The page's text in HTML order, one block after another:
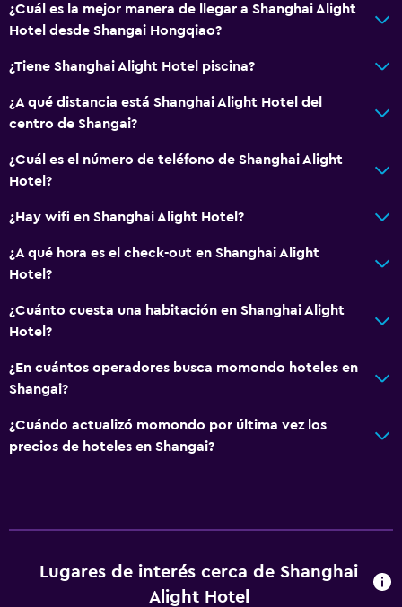
¿Cuál es la mejor manera de llegar a Shanghai Alight
Hotel desde Shangai Hongqiao?
¿Tiene Shanghai Alight Hotel piscina?
¿A qué distancia está Shanghai Alight Hotel del
centro de Shangai?
¿Cuál es el número de teléfono de Shanghai Alight
Hotel?
¿Hay wifi en Shanghai Alight Hotel?
¿A qué hora es el check-out en Shanghai Alight
Hotel?
¿Cuánto cuesta una habitación en Shanghai Alight
Hotel?
¿En cuántos operadores busca momondo hoteles en
Shangai?
¿Cuándo actualizó momondo por última vez los
precios de hoteles en Shangai?
Lugares de interés cerca de Shanghai
Alight Hotel